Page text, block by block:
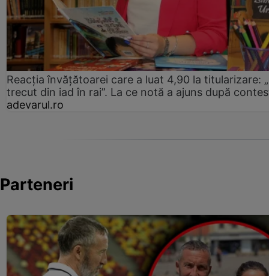
Reacția învățătoarei care a luat 4,90 la titularizare:
trecut din iad în rai”. La ce notă a ajuns după
adevarul.ro
Parteneri